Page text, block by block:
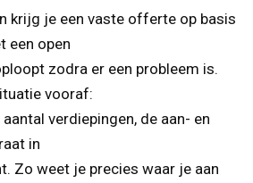
krijg je een vaste offerte op basis
een open
zodra er een probleem is.
vooraf:
verdiepingen, de aan- en
in
Zo weet je precies waar je aan